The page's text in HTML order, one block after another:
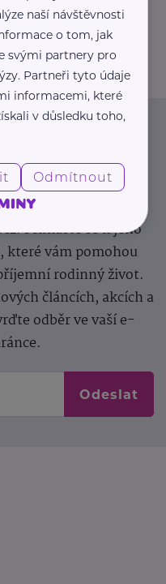
na každý den,
Takový je
Přihlaste se k jeho
které vám pomohou
rodinný život.
článcích, akcích a
odběr ve vaší e-
Odeslat
naší návštěvnosti
o tom, jak
svými partnery pro
Partneři tyto údaje
informacemi, které
v důsledku toho,
Odmítnout